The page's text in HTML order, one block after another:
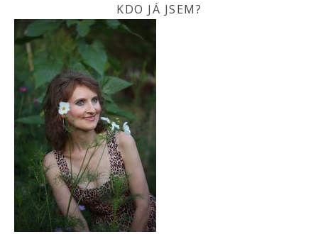
KDO JÁ JSEM?